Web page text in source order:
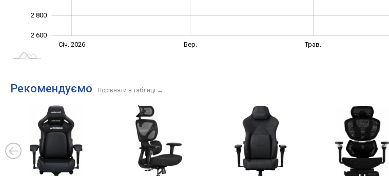
2 600
2 800
Груд.Січ. 2026
Лют. Бер.
Квіт. Трав.
Черв.
Лист.
Рекомендуємо Порівняти в таблиці →